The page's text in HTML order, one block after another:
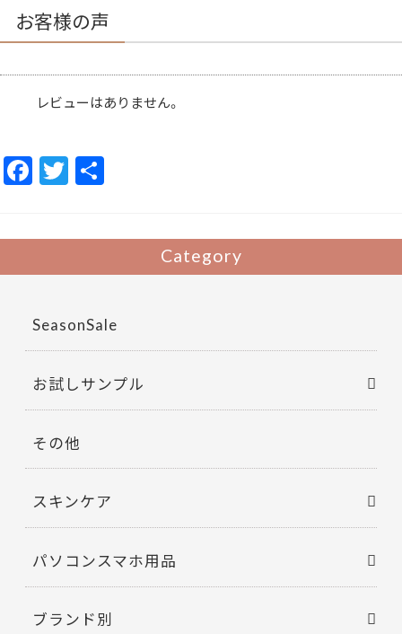
お客様の声
レビューはありません。
F
ac
e
o
o
k
T
w
itt
Category
SeasonSale
お試しサンプル
その他
スキンケア
パソコンスマホ用品
ブランド別